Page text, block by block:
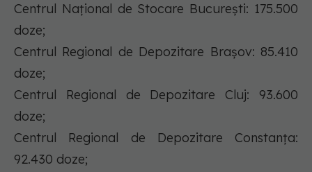
Centrul Național de Stocare București: 175.500
doze;
Centrul Regional de Depozitare Brașov: 85.410
doze;
Centrul Regional de Depozitare Cluj: 93.600
doze;
Centrul Regional de Depozitare Constanța:
92.430 doze;